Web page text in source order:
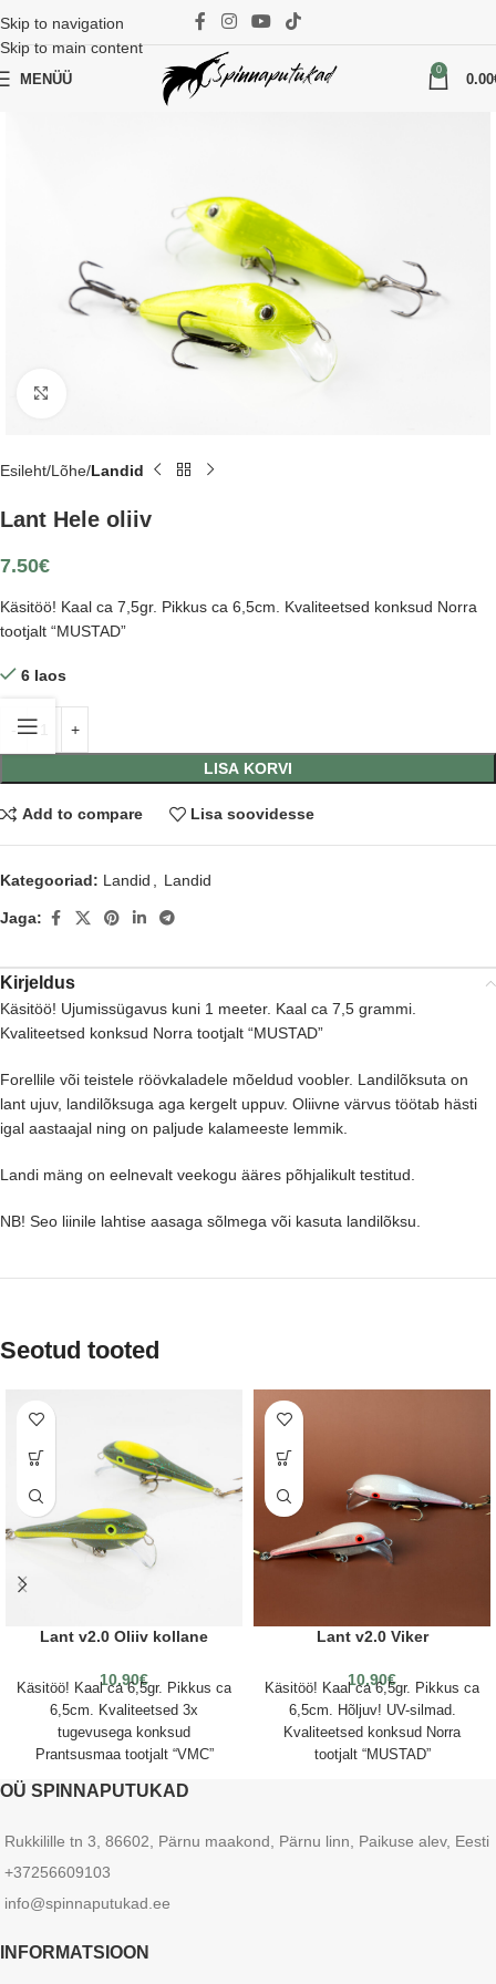
Skip to navigation
Skip to main content
MENÜÜ
0
0.00
Esileht Lõhe Landid
Lant Hele oliiv
7.50€
Käsitöö! Kaal ca 7,5gr. Pikkus ca 6,5cm. Kvaliteetsed konksud Norra
tootjalt “MUSTAD”
6 laos
LISA KORVI
Add to compare Lisa soovidesse
Kategooriad: Landid Landid
Jaga:
Kirjeldus
Käsitöö! Ujumissügavus kuni 1 meeter. Kaal ca 7,5 grammi.
Kvaliteetsed konksud Norra tootjalt “MUSTAD”
Forellile või teistele röövkaladele mõeldud voobler. Landilõksuta on
lant ujuv, landilõksuga aga kergelt uppuv. Oliivne värvus töötab hästi
igal aastaajal ning on paljude kalameeste lemmik.
Landi mäng on eelnevalt veekogu ääres põhjalikult testitud.
NB! Seo liinile lahtise aasaga sõlmega või kasuta landilõksu.
Seotud tooted
Lant v2.0 Oliiv kollane
10.90€
Käsitöö! Kaal ca 6,5gr. Pikkus ca
6,5cm. Kvaliteetsed 3x
tugevusega konksud
Prantsusmaa tootjalt “VMC”
Lant v2.0 Viker
10.90€
Käsitöö! Kaal ca 6,5gr. Pikkus ca
6,5cm. Hõljuv! UV-silmad.
Kvaliteetsed konksud Norra
tootjalt “MUSTAD”
OÜ SPINNAPUTUKAD
Rukkilille tn 3, 86602, Pärnu maakond, Pärnu linn, Paikuse alev, Eesti
+37256609103
info@spinnaputukad.ee
INFORMATSIOON